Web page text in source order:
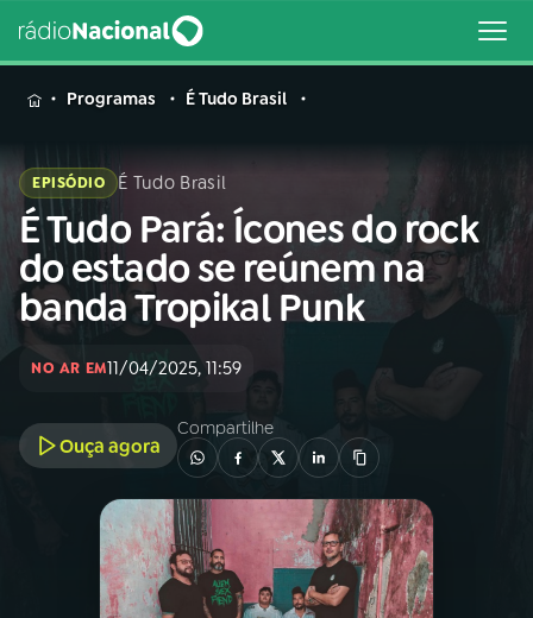
MENU
Buscar
na
Rádio
Nacional
Buscar
A RÁDIO
PROGRAMAÇÃO
Programas É Tudo Brasil
EPISÓDIO É Tudo Brasil
É Tudo Pará: Ícones do rock
do estado se reúnem na
banda Tropikal Punk
NO AR EM11/04/2025, 11:59
Ouça agora
Compartilhe